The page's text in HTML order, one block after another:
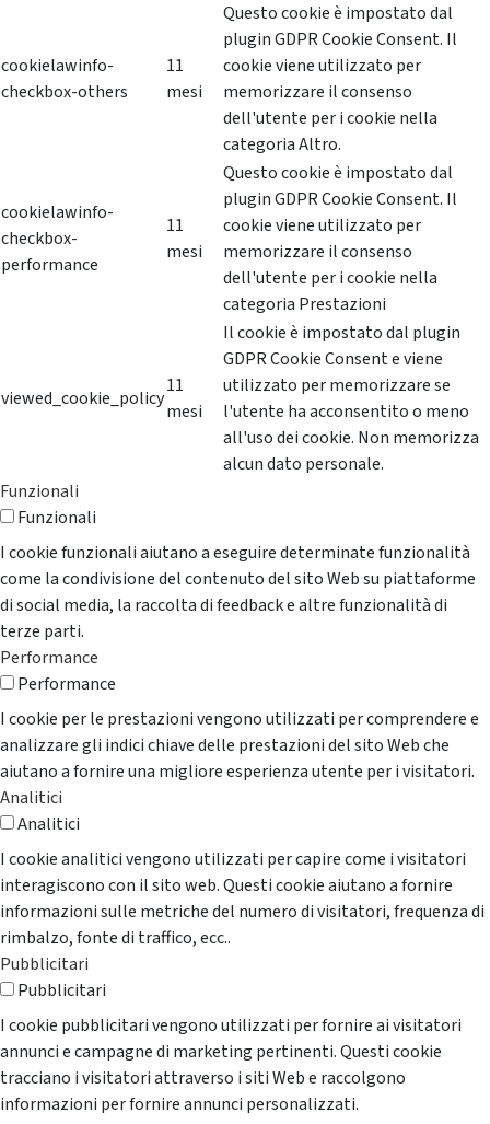
cookielawinfo-
checkbox-others
11
mesi
Questo cookie è impostato dal
plugin GDPR Cookie Consent. Il
cookie viene utilizzato per
memorizzare il consenso
dell'utente per i cookie nella
categoria Altro.
cookielawinfo-
checkbox-
performance
11
mesi
Questo cookie è impostato dal
plugin GDPR Cookie Consent. Il
cookie viene utilizzato per
memorizzare il consenso
dell'utente per i cookie nella
categoria Prestazioni
viewed_cookie_policy
11
mesi
Il cookie è impostato dal plugin
GDPR Cookie Consent e viene
utilizzato per memorizzare se
l'utente ha acconsentito o meno
all'uso dei cookie. Non memorizza
alcun dato personale.
Funzionali
Funzionali
I cookie funzionali aiutano a eseguire determinate funzionalità
come la condivisione del contenuto del sito Web su piattaforme
di social media, la raccolta di feedback e altre funzionalità di
terze parti.
Performance
Performance
I cookie per le prestazioni vengono utilizzati per comprendere e
analizzare gli indici chiave delle prestazioni del sito Web che
aiutano a fornire una migliore esperienza utente per i visitatori.
Analitici
Analitici
I cookie analitici vengono utilizzati per capire come i visitatori
interagiscono con il sito web. Questi cookie aiutano a fornire
informazioni sulle metriche del numero di visitatori, frequenza di
rimbalzo, fonte di traffico, ecc..
Pubblicitari
Pubblicitari
I cookie pubblicitari vengono utilizzati per fornire ai visitatori
annunci e campagne di marketing pertinenti. Questi cookie
tracciano i visitatori attraverso i siti Web e raccolgono
informazioni per fornire annunci personalizzati.